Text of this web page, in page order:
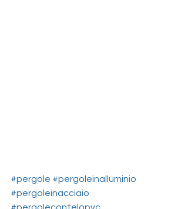
#pergole #pergoleinalluminio
#pergoleinacciaio